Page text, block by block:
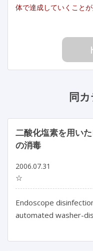
体で達成していくことが
同
二酸化塩素を用い
の消毒
2006.07.31
☆
Endoscope
automated washer-